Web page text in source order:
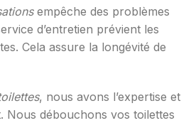
empêche des problèmes
d’entretien prévient les
Cela assure la longévité de
, nous avons l’expertise et
Nous débouchons vos toilettes